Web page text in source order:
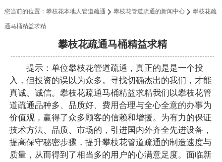
您当前的位置： 攀枝花本地人管道疏通 攀枝花管道疏通的新闻中心 攀枝花疏
通马桶精益求精
攀枝花疏通马桶精益求精
提示：单位攀枝花管道疏通，真正的是是一个投
入，但投资的误以为众多。寻找切确杰出的我们，才能
真诚、诚信。攀枝花疏通马桶精益求精我们以攀枝花管
道疏通品种多、品质好、费用合理与全心全意的办事为
价值观，赢得了众多顾客的信赖和增援。为有力的保证
技术方法、品质、市场的，引进国内外齐全先进设备，
提高保守秘密步骤，提升攀枝花管道疏通的制造速度与
质量，从而得到了相当多的用户的心满意足度。面临新